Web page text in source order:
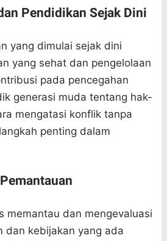
Pendidikan Sejak Dini
yang dimulai sejak dini
yang sehat dan pengelolaan
pada pencegahan
generasi muda tentang hak-
mengatasi konflik tanpa
penting dalam
memantau dan mengevaluasi
dan kebijakan yang ada